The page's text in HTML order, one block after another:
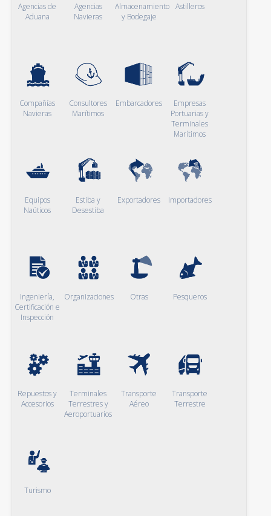
Agencias de
Aduana
Agencias
Navieras
Almacenamiento
y Bodegaje
Astilleros
Compañías
Navieras
Consultores
Marítimos
Embarcadores
Empresas
Portuarias y
Terminales
Marítimos
Equipos
Naúticos
Estiba y
Desestiba
Exportadores Importadores
Ingeniería,
Certificación e
Inspección
Organizaciones Otras Pesqueros
Repuestos y
Accesorios
Terminales
Terrestres y
Aeroportuarios
Transporte
Aéreo
Transporte
Terrestre
Turismo